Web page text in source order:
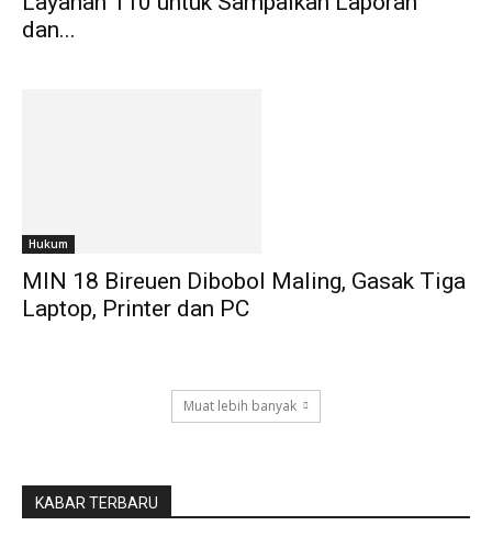
dan...
Hukum
MIN 18 Bireuen Dibobol Maling, Gasak Tiga
Laptop, Printer dan PC
Muat lebih banyak
KABAR TERBARU